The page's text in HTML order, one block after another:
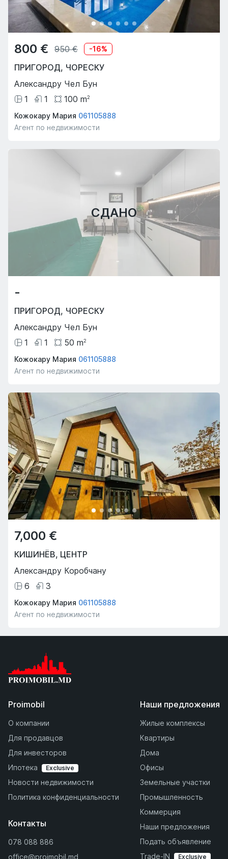
800 € 950 € -16%
ПРИГОРОД, ЧОРЕСКУ
Александру Чел Бун
1
1 100 m2
Кожокару Мария 061105888
Агент по недвижимости
СДАНО
-
ПРИГОРОД, ЧОРЕСКУ
Александру Чел Бун
1
1 50 m2
Кожокару Мария 061105888
Агент по недвижимости
7,000 €
КИШИНЁВ, ЦЕНТР
Александру Коробчану
6
3
Кожокару Мария 061105888
Агент по недвижимости
Proimobil
О компании
Для продавцов
Для инвесторов
Ипотека
Exclusive
Новости недвижимости
Политика конфиденциальности
Наши предложения
Жилые комплексы
Квартиры
Дома
Офисы
Земельные участки
Промышленность
Коммерция
Наши предложения
Подать объявление
Trade-IN
Exclusive
Контакты
078 088 886
office@proimobil.md